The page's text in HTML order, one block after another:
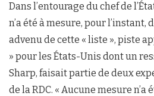
Dans l’entourage du chef de
n’a été à mesure, pour l’instant,
advenu de cette « liste », piste
» pour les États-Unis dont un
Sharp, faisait partie de deux
de la RDC. « Aucune mesure n’a